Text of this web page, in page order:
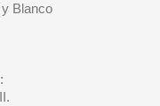
Blanco